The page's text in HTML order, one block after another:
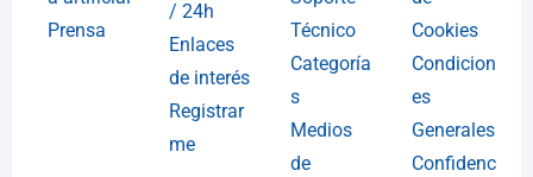
Prensa
/ 24h
Enlaces
de interés
Registrar
me
Técnico
Categoría
s
Medios
de
Cookies
Condicion
es
Generales
Confidenc